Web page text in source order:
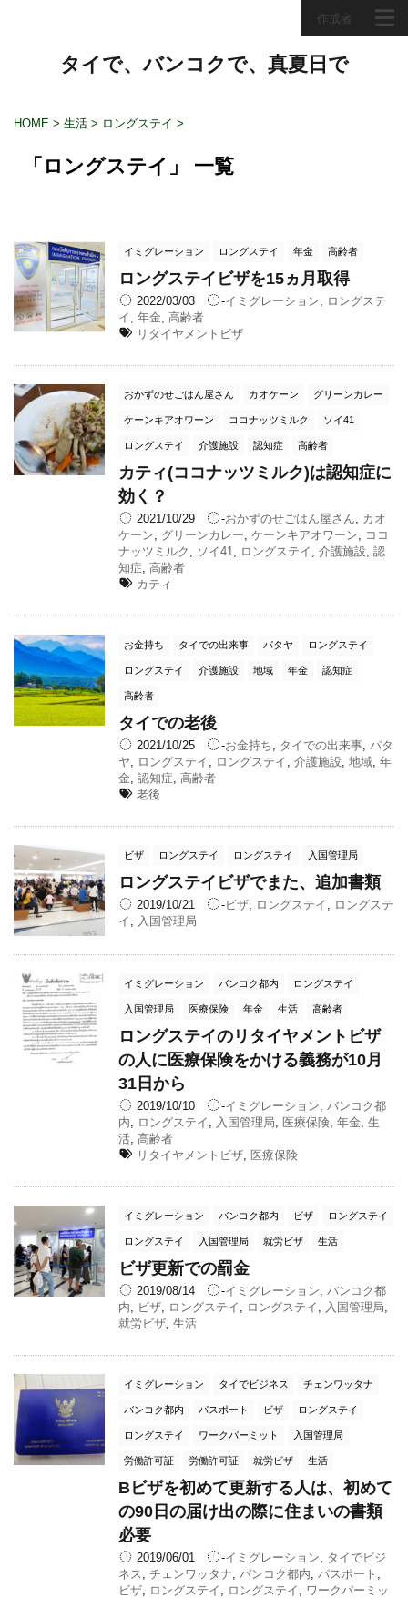
作成者
タイで、バンコクで、真夏日で
HOME > 生活 > ロングステイ >
「ロングステイ」 一覧
イミグレーション ロングステイ 年金 高齢者
ロングステイビザを15ヵ月取得
2022/03/03 -イミグレーション
ロングステ
イ
年金 高齢者
リタイヤメントビザ
おかずのせごはん屋さん カオケーン グリーンカレー
ケーンキアオワーン ココナッツミルク ソイ41
ロングステイ 介護施設 認知症 高齢者
カティ(ココナッツミルク)は認知症に
効く？
2021/10/29 -おかずのせごはん屋さん
カオ
ケーン
グリーンカレー ケーンキアオワーン
ココ
ナッツミルク
ソイ41 ロングステイ 介護施設 認
知症 高齢者
カティ
お金持ち タイでの出来事 パタヤ ロングステイ
ロングステイ 介護施設 地域 年金 認知症
高齢者
タイでの老後
2021/10/25 -お金持ち タイでの出来事, パタ
ヤ
ロングステイ ロングステイ 介護施設 地域 年
金 認知症 高齢者
老後
ビザ ロングステイ ロングステイ 入国管理局
ロングステイビザでまた、追加書類
2019/10/21 -ビザ, ロングステイ
ロングステ
イ
入国管理局
イミグレーション バンコク都内 ロングステイ
入国管理局 医療保険 年金 生活 高齢者
ロングステイのリタイヤメントビザ
の人に医療保険をかける義務が10月
31日から
2019/10/10 -イミグレーション
バンコク都
内
ロングステイ 入国管理局 医療保険 年金 生
活 高齢者
リタイヤメントビザ 医療保険
イミグレーション バンコク都内 ビザ ロングステイ
ロングステイ 入国管理局 就労ビザ 生活
ビザ更新での罰金
2019/08/14 -イミグレーション
バンコク都
内
ビザ ロングステイ ロングステイ 入国管理局
就労ビザ 生活
イミグレーション タイでビジネス チェンワッタナ
バンコク都内 パスポート ビザ ロングステイ
ロングステイ ワークパーミット 入国管理局
労働許可証 労働許可証 就労ビザ 生活
Bビザを初めて更新する人は、初めて
の90日の届け出の際に住まいの書類
必要
2019/06/01 -イミグレーション
タイでビジ
ネス
チェンワッタナ バンコク都内 パスポート
ビザ
ロングステイ ロングステイ
ワークパーミッ